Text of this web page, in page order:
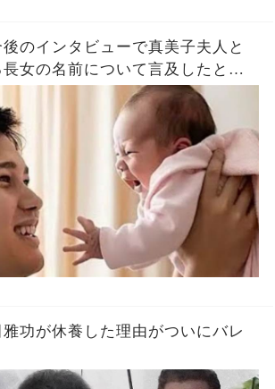
のインタビューで真美子夫人と
女の名前について言及したと話
や佐々木朗希は知ってそう！
雅功が休養した理由がついにバレ